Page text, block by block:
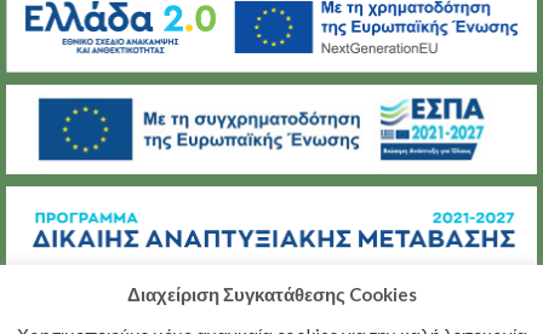
Διαχείριση Συγκατάθεσης Cookies